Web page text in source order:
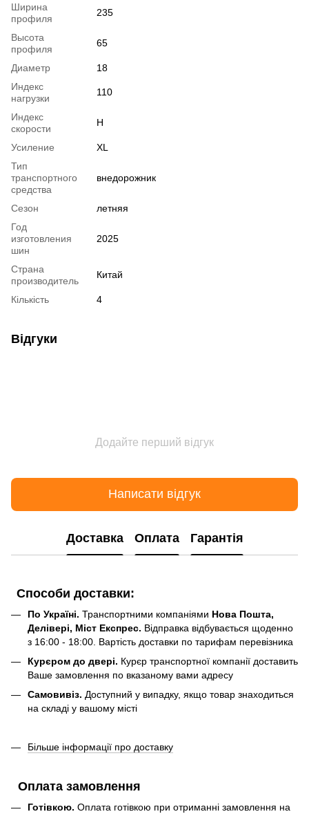
Ширина
профиля
235
Высота
профиля
65
Диаметр
18
Индекс
нагрузки
110
Индекс
скорости
H
Усиление
XL
Тип
транспортного
средства
внедорожник
Сезон
летняя
Год
изготовления
шин
2025
Страна
производитель
Китай
Кількість 4
Відгуки
Додайте перший відгук
Написати відгук
Доставка Оплата Гарантія
Способи доставки:
По Україні. Транспортними компаніями Нова Пошта,
Делівері, Міст Експрес. Відправка відбувається щоденно
з 16:00 - 18:00. Вартість доставки по тарифам перевізника
Курєром до двері. Курєр транспортної компанії доставить
Ваше замовлення по вказаному вами адресу
Самовивіз. Доступний у випадку, якщо товар знаходиться
на складі у вашому місті
Більше інформації про доставку
Оплата замовлення
Готівкою. Оплата готівкою при отриманні замовлення на